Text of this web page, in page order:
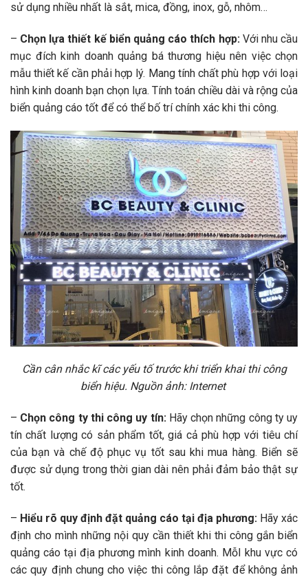
sử dụng nhiều nhất là sắt, mica, đồng, inox, gỗ, nhôm…
– Chọn lựa thiết kế biển quảng cáo thích hợp:Với nhu cầu
mục đích kinh doanh quảng bá thương hiệu nên việc chọn
mẫu thiết kế cần phải hợp lý. Mang tính chất phù hợp với loại
hình kinh doanh bạn chọn lựa. Tính toán chiều dài và rộng của
biển quảng cáo tốt để có thể bố trí chính xác khi thi công.
Cần cân nhắc kĩ các yếu tố trước khi triển khai thi công
biển hiệu. Nguồn ảnh: Internet
– Chọn công ty thi công uy tín:Hãy chọn những công ty uy
tín chất lượng có sản phẩm tốt, giá cả phù hợp với tiêu chí
của bạn và chế độ phục vụ tốt sau khi mua hàng. Biển sẽ
được sử dụng trong thời gian dài nên phải đảm bảo thật sự
tốt.
– Hiểu rõ quy định đặt quảng cáo tại địa phương: Hãy xác
định cho mình những nội quy cần thiết khi thi công gắn biển
quảng cáo tại địa phương mình kinh doanh. MỗI khu vực có
các quy định chung cho việc thi công lắp đặt để không ảnh